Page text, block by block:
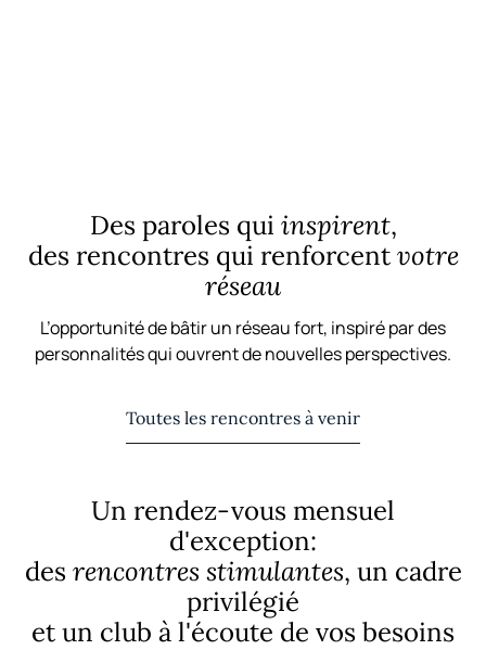
Des paroles qui inspirent,
des rencontres qui renforcentvotre
réseau
L’opportunité de bâtir un réseau fort, inspiré par des
personnalités qui ouvrent de nouvelles perspectives.
Toutes les rencontres à venir
Un rendez-vous mensuel
d'exception:
des rencontres stimulantes, un cadre
privilégié
et un club à l'écoute de vos besoins